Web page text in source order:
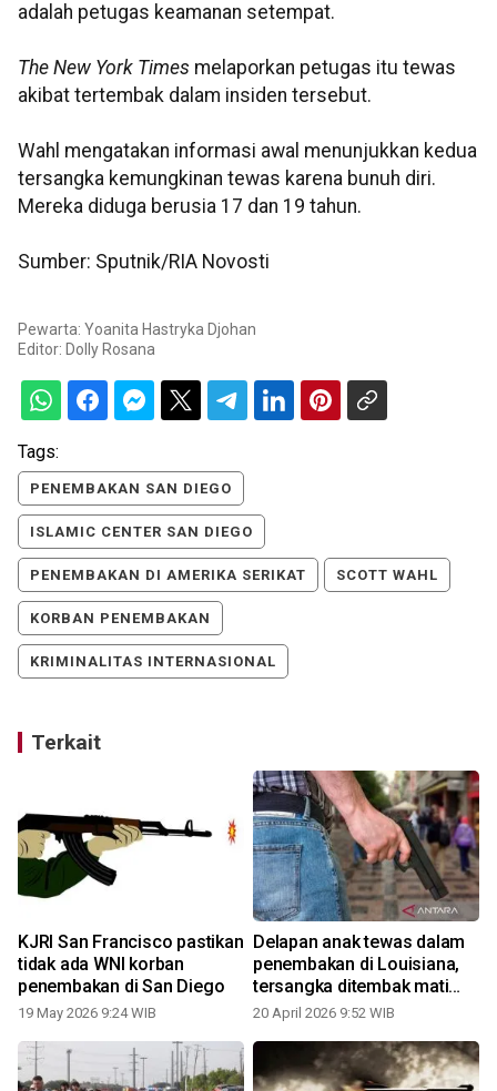
adalah petugas keamanan setempat.
The New York Times melaporkan petugas itu tewas
akibat tertembak dalam insiden tersebut.
Wahl mengatakan informasi awal menunjukkan kedua
tersangka kemungkinan tewas karena bunuh diri.
Mereka diduga berusia 17 dan 19 tahun.
Sumber: Sputnik/RIA Novosti
Pewarta: Yoanita Hastryka Djohan
Editor: Dolly Rosana
Tags:
PENEMBAKAN SAN DIEGO
ISLAMIC CENTER SAN DIEGO
PENEMBAKAN DI AMERIKA SERIKAT SCOTT WAHL
KORBAN PENEMBAKAN
KRIMINALITAS INTERNASIONAL
Terkait
KJRI San Francisco pastikan
tidak ada WNI korban
penembakan di San Diego
19 May 2026 9:24 WIB
Delapan anak tewas dalam
penembakan di Louisiana,
tersangka ditembak mati
polisi
20 April 2026 9:52 WIB